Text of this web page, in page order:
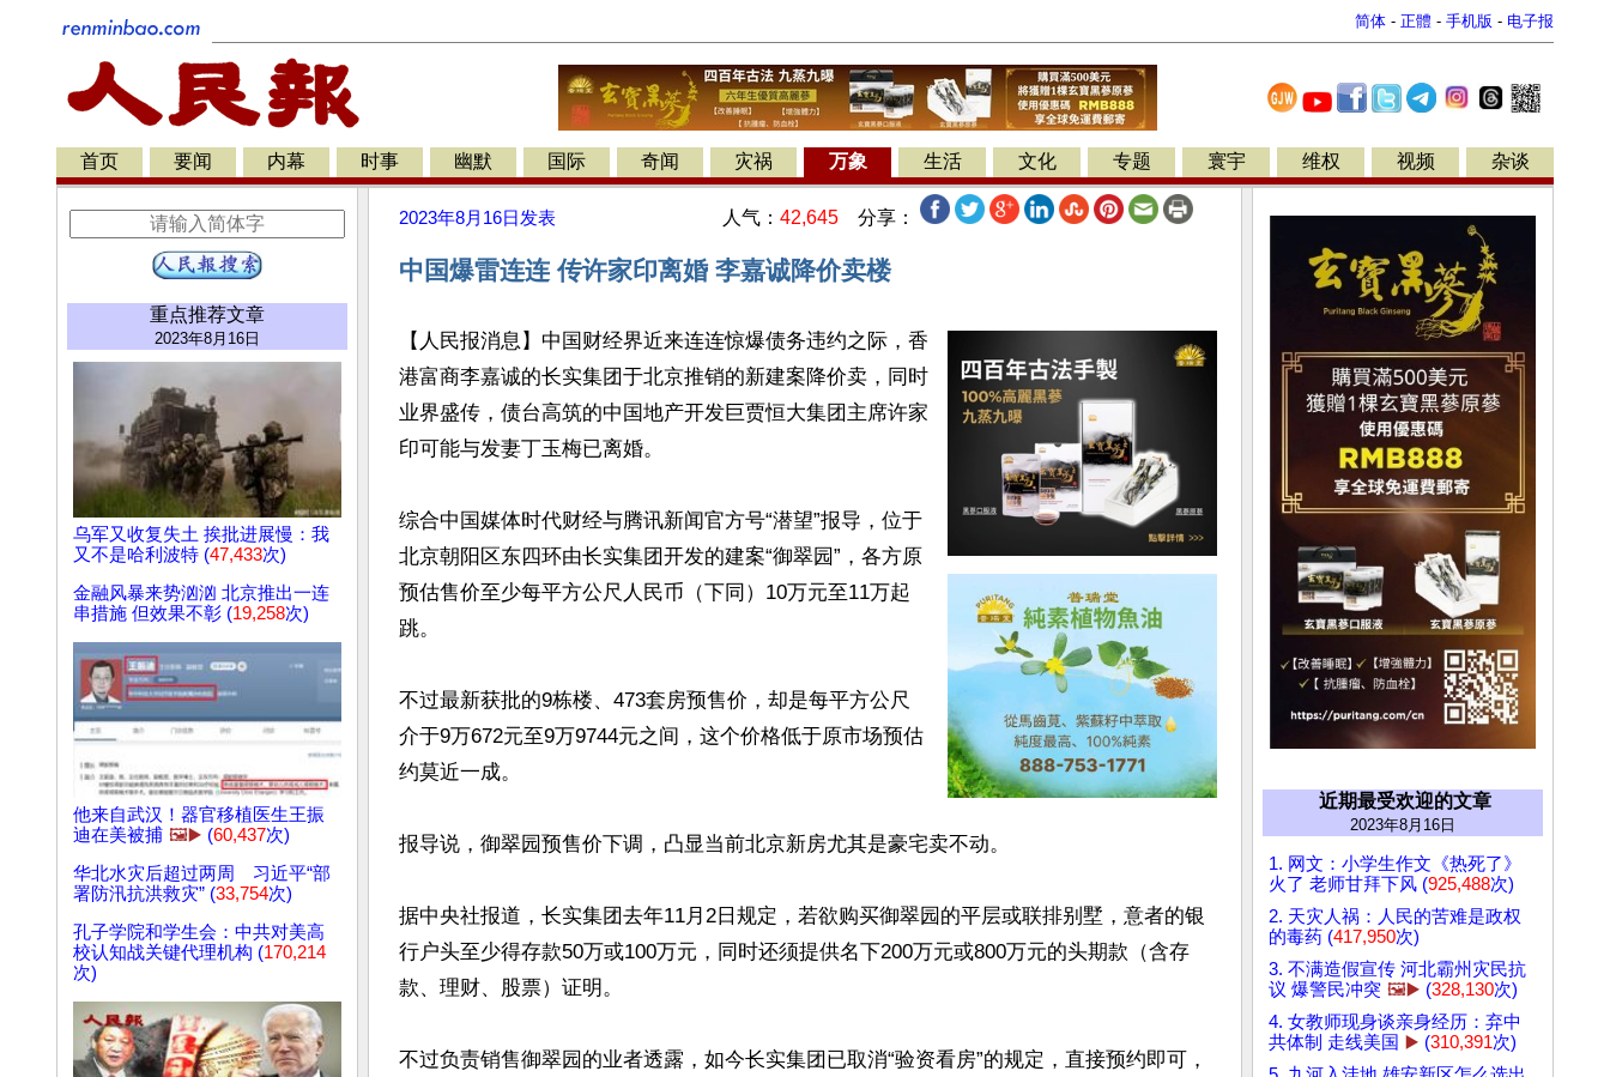
简体 - 正體 - 手机版 - 电子报
首页 要闻 内幕 时事 幽默 国际 奇闻 灾祸 万象 生活 文化 专题 寰宇 维权 视频 杂谈
重点推荐文章
2023年8月16日
乌军又收复失土 挨批进展慢：我
又不是哈利波特 (47,433次)
金融风暴来势汹汹 北京推出一连
串措施 但效果不彰 (19,258次)
他来自武汉！器官移植医生王振
迪在美被捕 🖼️▶️ (60,437次)
华北水灾后超过两周 习近平“部
署防汛抗洪救灾” (33,754次)
孔子学院和学生会：中共对美高
校认知战关键代理机构 (170,214
次)
2023年8月16日 发表 人气： 42,645 分享：
中国爆雷连连 传许家印离婚 李嘉诚降价卖楼
【人民报消息】中国财经界近来连连惊爆债务违约之际，香
港富商李嘉诚的长实集团于北京推销的新建案降价卖，同时
业界盛传，债台高筑的中国地产开发巨贾恒大集团主席许家
印可能与发妻丁玉梅已离婚。
综合中国媒体时代财经与腾讯新闻官方号“潜望”报导，位于
北京朝阳区东四环由长实集团开发的建案“御翠园”，各方原
预估售价至少每平方公尺人民币（下同）10万元至11万起
跳。
不过最新获批的9栋楼、473套房预售价，却是每平方公尺
介于9万672元至9万9744元之间，这个价格低于原市场预估
约莫近一成。
报导说，御翠园预售价下调，凸显当前北京新房尤其是豪宅卖不动。
据中央社报道，长实集团去年11月2日规定，若欲购买御翠园的平层或联排别墅，意者的银
行户头至少得存款50万或100万元，同时还须提供名下200万元或800万元的头期款（含存
款、理财、股票）证明。
不过负责销售御翠园的业者透露，如今长实集团已取消“验资看房”的规定，直接预约即可，
近期最受欢迎的文章
2023年8月16日
1. 网文：小学生作文《热死了》
火了 老师甘拜下风 (925,488次)
2. 天灾人祸：人民的苦难是政权
的毒药 (417,950次)
3. 不满造假宣传 河北霸州灾民抗
议 爆警民冲突 🖼️▶️ (328,130次)
4. 女教师现身谈亲身经历：弃中
共体制 走线美国 ▶️ (310,391次)